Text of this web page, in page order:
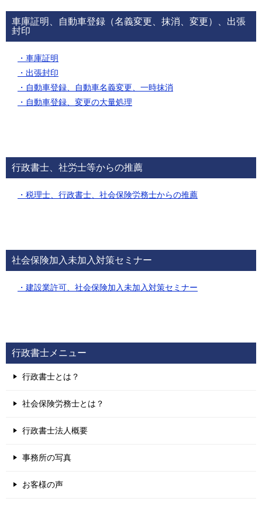
車庫証明、自動車登録（名義変更、抹消、変更）、出張
封印
・車庫証明
・出張封印
・自動車登録、自動車名義変更、一時抹消
・自動車登録、変更の大量処理
行政書士、社労士等からの推薦
・税理士、行政書士、社会保険労務士からの推薦
社会保険加入未加入対策セミナー
・建設業許可、社会保険加入未加入対策セミナー
行政書士メニュー
行政書士とは？
社会保険労務士とは？
行政書士法人概要
事務所の写真
お客様の声